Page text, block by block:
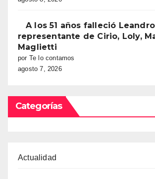
A los 51 años falleció
representante de Cirio, Loly,
Maglietti
por Te lo contamos
agosto 7, 2026
Categorías
Actualidad